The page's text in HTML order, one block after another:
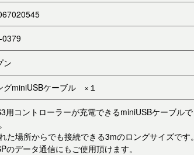
0379
ン
グminiUSBケーブル ×１
用コントローラーが充電できるminiUSBケーブルで
た場所からでも接続できる3mのロングサイズです。
のデータ通信にもご使用頂けます。